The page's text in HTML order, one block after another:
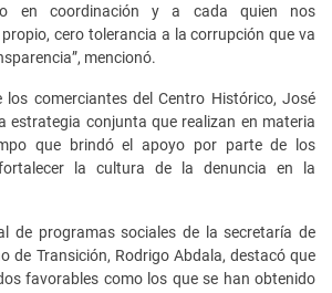
en coordinación y a cada quien nos
cero tolerancia a la corrupción que va
mencionó.
los comerciantes del Centro Histórico, José
estrategia conjunta que realizan en materia
que brindó el apoyo por parte de los
la cultura de la denuncia en la
de programas sociales de la secretaría de
de Transición, Rodrigo Abdala, destacó que
favorables como los que se han obtenido